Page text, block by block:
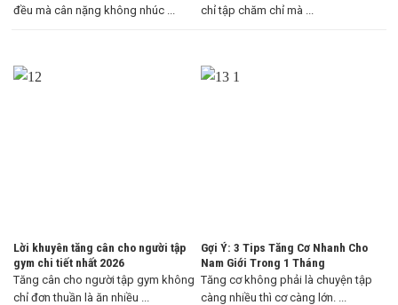
đều mà cân nặng không nhúc ...
chỉ tập chăm chỉ mà ...
Lời khuyên tăng cân cho người tập
gym chi tiết nhất 2026
Tăng cân cho người tập gym không
chỉ đơn thuần là ăn nhiều ...
Gợi Ý: 3 Tips Tăng Cơ Nhanh Cho
Nam Giới Trong 1 Tháng
Tăng cơ không phải là chuyện tập
càng nhiều thì cơ càng lớn. ...